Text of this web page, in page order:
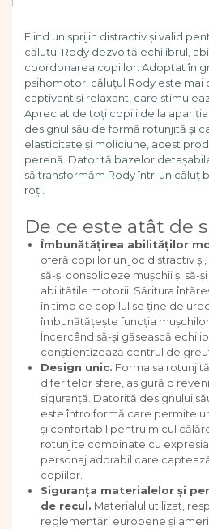
Trasee de motricitate
Wellness
Diverse jucarii educative
Apa si nisip
Dezvoltarea limbajului
Figurine
Mobilier gradinita
Montessori
Spații de joacă
Educatie inovativa
Anatomie
Comunicare
Dezvoltare timpurie
Experimente
Forme
Joc imaginativ
Jucării interactive
Lumina
Lumini si culori
Magnetism
Matematica
Pregătire pentru școală
Pregătirea scrierii de mână
Secventialitate
Sortare si numarare
Fiind un sprijin distractiv și valid
căluțul Rody dezvoltă echilibrul,
coordonarea copiilor. Adoptat în
psihomotor, căluțul Rody este mai
captivant și relaxant, care
Apreciat de toți copiii de la
designul său de formă rotunjită și
elasticitate și moliciune, acest
perenă. Datorită bazelor
să transformăm Rody într-un căluț
roți.
De ce este atât de
Îmbunătățirea abilităților
oferă copiilor un joc distractiv
să-și consolideze mușchii și să-
abilitățile motorii. Săritura
în timp ce copilul se ține de
îmbunătățește funcția
Încercând să-și găsească
conștientizează centrul de
Design unic. Forma sa
diferitelor sfere, asigură o
siguranță. Datorită designului
este întro formă care permite
și confortabil pentru micul
rotunjite combinate cu
personaj adorabil care
copiilor.
Siguranța materialelor și
de recul. Materialul utilizat,
reglementări europene și